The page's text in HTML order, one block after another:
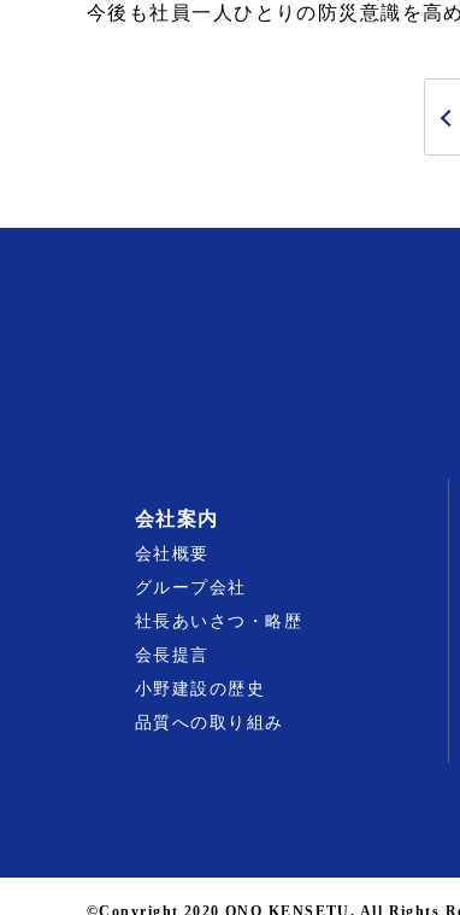
今後も社員一人ひとりの防災意識を高
会社案内
会社概要
グループ会社
社長あいさつ・略歴
会長提言
小野建設の歴史
品質への取り組み